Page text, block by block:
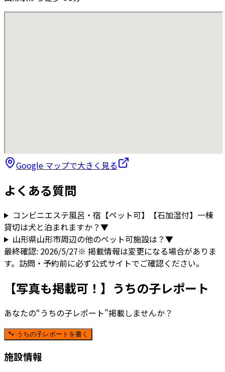
Google マップで大きく見る
よくある質問
コンビニエステ風呂・宿【ペット可】【石加湿付】一棟
貸切は犬と泊まれますか？▼
山形県山形市周辺の他のペット可施設は？▼
最終確認: 2026/5/27※ 掲載情報は変更になる場合がありま
す。訪問・予約前に必ず公式サイトでご確認ください。
【写真も掲載可！】うちの子レポート
あなたの“うちの子レポート”掲載しませんか？
🐾 うちの子レポートを書く
施設情報